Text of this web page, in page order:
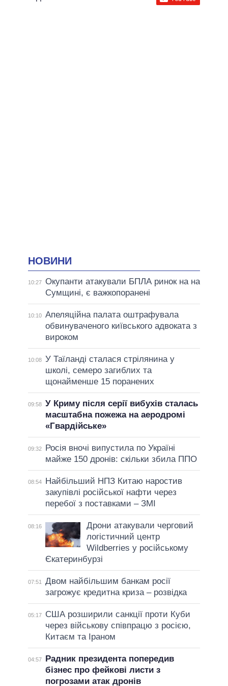
НОВИНИ
10:27 Окупанти атакували БПЛА ринок на на
Сумщині, є важкопоранені
10:10 Апеляційна палата оштрафувала
обвинуваченого київського адвоката з
вироком
10:08 У Таїланді сталася стрілянина у
школі, семеро загиблих та
щонайменше 15 поранених
09:58 У Криму після серії вибухів сталась
масштабна пожежа на аеродромі
«Гвардійське»
09:32
Росія вночі випустила по Україні
майже 150 дронів: скільки збила ППО
08:54
Найбільший НПЗ Китаю наростив
закупівлі російської нафти через
перебої з поставками – ЗМІ
08:16
Дрони атакували черговий
логістичний центр
Wildberries у російському
Єкатеринбурзі
07:51
Двом найбільшим банкам росії
загрожує кредитна криза – розвідка
05:17
США розширили санкції проти Куби
через військову співпрацю з росією,
Китаєм та Іраном
04:57
Радник президента попередив
бізнес про фейкові листи з
погрозами атак дронів